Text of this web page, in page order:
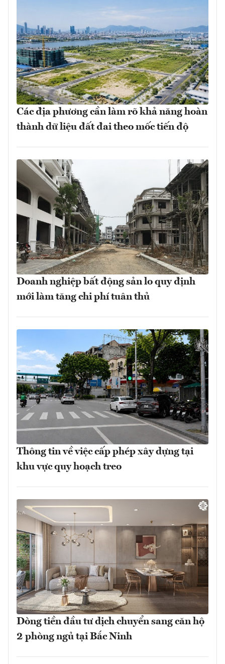
Các địa phương cần làm rõ khả năng hoàn
thành dữ liệu đất đai theo mốc tiến độ
Doanh nghiệp bất động sản lo quy định
mới làm tăng chi phí tuân thủ
Thông tin về việc cấp phép xây dựng tại
khu vực quy hoạch treo
Dòng tiền đầu tư dịch chuyển sang căn hộ
2 phòng ngủ tại Bắc Ninh